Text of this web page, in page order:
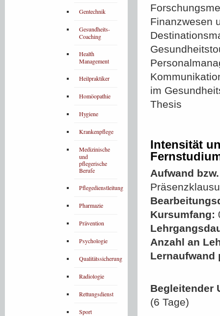
Finanzwesen
im
Thesis
Intensität
Aufwand
Kursumfang:
Anzahl an
Lernaufwand
Begleitender
(6 Tage)
Gentechnik
Gesundheits-
Coaching
Health
Management
Heilpraktiker
Homöopathie
Hygiene
Krankenpflege
Medizinische
und
pflegerische
Berufe
Pflegedienstleitung
Pharmazie
Prävention
Psychologie
Qualitätssicherung
Radiologie
Rettungsdienst
Sport